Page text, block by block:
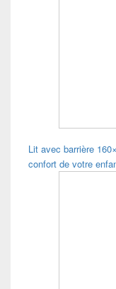
Lit avec barrière
confort de votre